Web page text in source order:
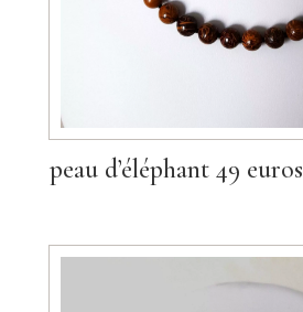
peau d’éléphant 49 euros